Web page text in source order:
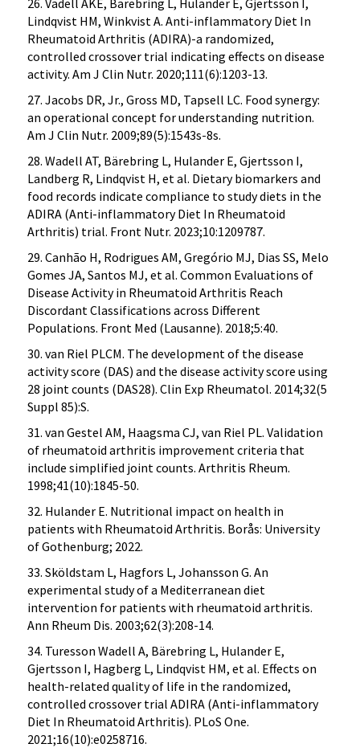
26. Vadell AKE, Bärebring L, Hulander E, Gjertsson I,
Lindqvist HM, Winkvist A. Anti-inflammatory Diet In
Rheumatoid Arthritis (ADIRA)-a randomized,
controlled crossover trial indicating effects on disease
activity. Am J Clin Nutr. 2020;111(6):1203-13.
27. Jacobs DR, Jr., Gross MD, Tapsell LC. Food synergy:
an operational concept for understanding nutrition.
Am J Clin Nutr. 2009;89(5):1543s-8s.
28. Wadell AT, Bärebring L, Hulander E, Gjertsson I,
Landberg R, Lindqvist H, et al. Dietary biomarkers and
food records indicate compliance to study diets in the
ADIRA (Anti-inflammatory Diet In Rheumatoid
Arthritis) trial. Front Nutr. 2023;10:1209787.
29. Canhão H, Rodrigues AM, Gregório MJ, Dias SS, Melo
Gomes JA, Santos MJ, et al. Common Evaluations of
Disease Activity in Rheumatoid Arthritis Reach
Discordant Classifications across Different
Populations. Front Med (Lausanne). 2018;5:40.
30. van Riel PLCM. The development of the disease
activity score (DAS) and the disease activity score using
28 joint counts (DAS28). Clin Exp Rheumatol. 2014;32(5
Suppl 85):S.
31. van Gestel AM, Haagsma CJ, van Riel PL. Validation
of rheumatoid arthritis improvement criteria that
include simplified joint counts. Arthritis Rheum.
1998;41(10):1845-50.
32. Hulander E. Nutritional impact on health in
patients with Rheumatoid Arthritis. Borås: University
of Gothenburg; 2022.
33. Sköldstam L, Hagfors L, Johansson G. An
experimental study of a Mediterranean diet
intervention for patients with rheumatoid arthritis.
Ann Rheum Dis. 2003;62(3):208-14.
34. Turesson Wadell A, Bärebring L, Hulander E,
Gjertsson I, Hagberg L, Lindqvist HM, et al. Effects on
health-related quality of life in the randomized,
controlled crossover trial ADIRA (Anti-inflammatory
Diet In Rheumatoid Arthritis). PLoS One.
2021;16(10):e0258716.